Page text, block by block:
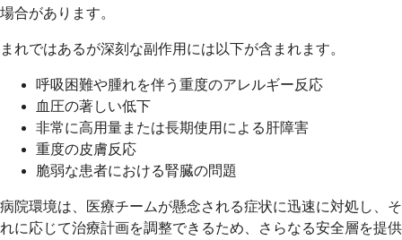
場合があります。
まれではあるが深刻な副作用には以下が含まれます。
呼吸困難や腫れを伴う重度のアレルギー反応
血圧の著しい低下
非常に高用量または長期使用による肝障害
重度の皮膚反応
脆弱な患者における腎臓の問題
病院環境は、医療チームが懸念される症状に迅速に対処し、そ
れに応じて治療計画を調整できるため、さらなる安全層を提供